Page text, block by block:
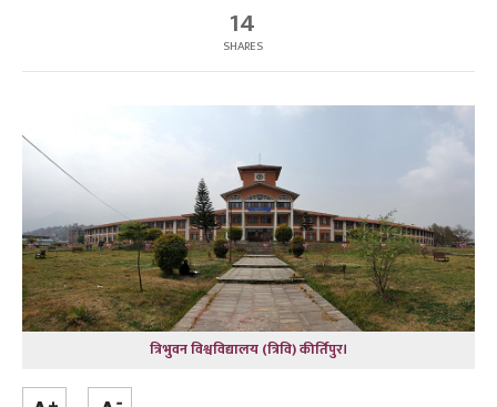
14
SHARES
त्रिभुवन विश्वविद्यालय (त्रिवि) कीर्तिपुर।